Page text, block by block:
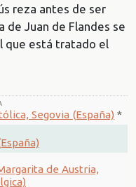
reza antes de ser
de Juan de Flandes se
que está tratado el
Segovia (España) *
de Austria,